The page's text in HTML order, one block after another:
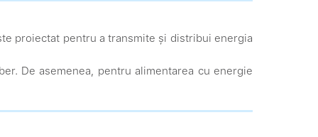
proiectat pentru a transmite și distribui energia
De asemenea, pentru alimentarea cu energie